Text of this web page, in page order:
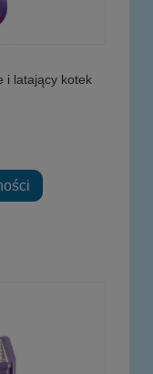
i latający kotek